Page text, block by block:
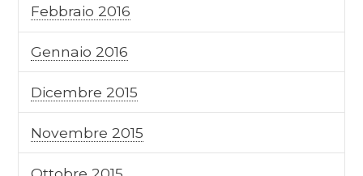
Febbraio 2016
Gennaio 2016
Dicembre 2015
Novembre 2015